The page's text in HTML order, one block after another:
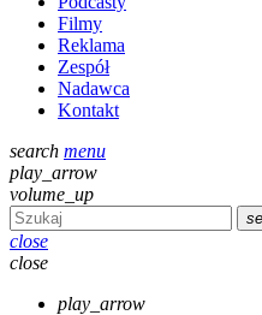
Filmy
Reklama
Zespół
Nadawca
Kontakt
search menu
play_arrow
volume_up
close
close
play_arrow